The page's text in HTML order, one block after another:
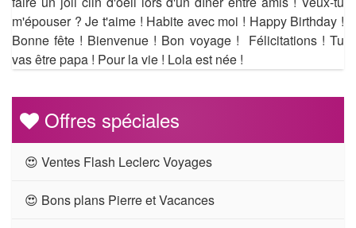
m'épouser ? Je t'aime ! Habite avec moi ! Happy Birthday !
Bonne fête ! Bienvenue ! Bon voyage ! Félicitations ! Tu
vas être papa ! Pour la vie ! Lola est née !
Offres spéciales
😍 Ventes Flash Leclerc Voyages
😍 Bons plans Pierre et Vacances